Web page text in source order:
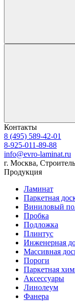
Контакты
8 (495) 589-42-01
8-925-011-89-88
info@evro-laminat.ru
г. Москва,
Продукция
Ламинат
Паркетная
Виниловый
Пробка
Подложка
Плинтус
Инженерная
Массивная
Пороги
Паркетная
Аксессуары
Линолеум
Фанера